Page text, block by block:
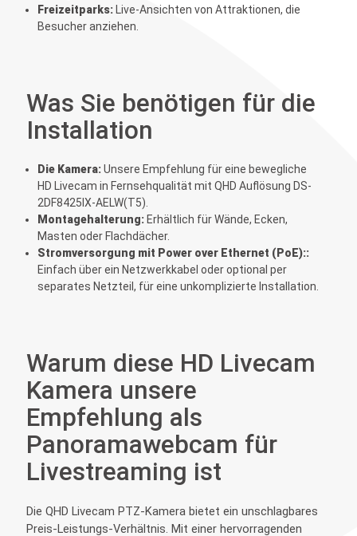
Freizeitparks:Live-Ansichten von Attraktionen, die
Besucher anziehen.
Was Sie benötigen für die
Installation
Die Kamera:Unsere Empfehlung für eine bewegliche
HD Livecam in Fernsehqualität mit QHD Auflösung DS-
2DF8425IX-AELW(T5)
Montagehalterung:Erhältlich für Wände, Ecken,
Masten oder Flachdächer.
Stromversorgung mit Power over Ethernet (PoE)::
Einfach über ein Netzwerkkabel oder optional per
separates Netzteil, für eine unkomplizierte Installation.
Warum diese HD Livecam
Kamera unsere
Empfehlung als
Panoramawebcam für
Livestreaming ist
Die QHD Livecam PTZ-Kamera bietet ein unschlagbares
Preis-Leistungs-Verhältnis. Mit einer hervorragenden